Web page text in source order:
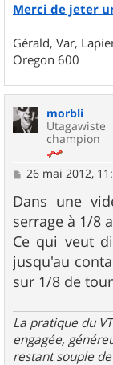
Merci de jeter
Gérald, Var,
Oregon 600
morbli
Utagawiste
champion
M
s
s
a
g
e
26 mai 2012,
Dans une
serrage à 1/8
Ce qui veut
jusqu'au
sur 1/8 de tour
La pratique du
engagée,
restant souple